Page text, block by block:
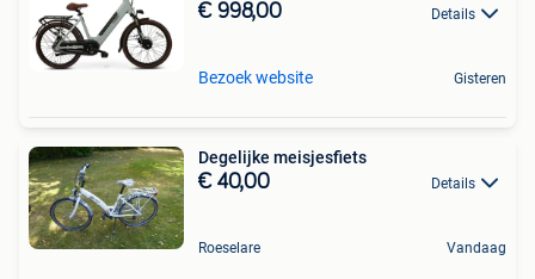
€ 998,00 Details
Bezoek website Gisteren
Degelijke meisjesfiets
€ 40,00 Details
Roeselare Vandaag